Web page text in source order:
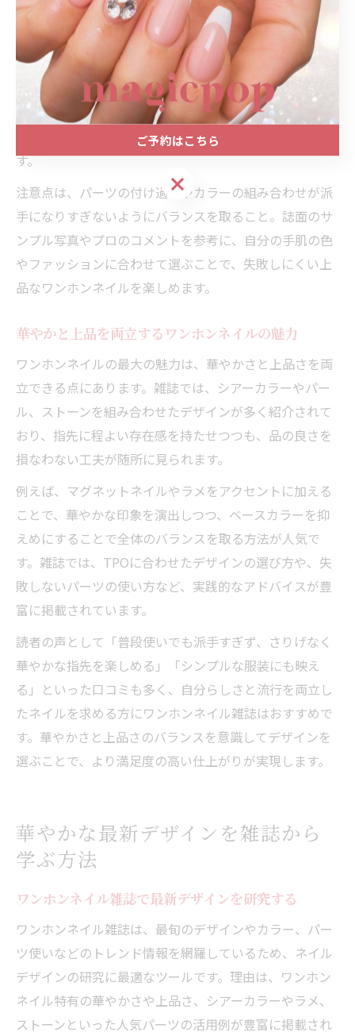
例えば、シアーカラーを使ったグラデーションやワンポ
イントのラメ、マグネットネイルを取り入れたデザイン
は、指先を美しく見せるだけでなく、手全体の印象も明
るくなります。雑誌では「短めの爪でも上品に見せるコ
ツ」「大人の抜け感を演出するポイント」など、読者の
悩みに寄り添った具体的なアドバイスが掲載されていま
す。
注意点は、パーツの付け過ぎやカラーの組み合わせが派
手になりすぎないようにバランスを取ること。誌面のサ
ンプル写真やプロのコメントを参考に、自分の手肌の色
やファッションに合わせて選ぶことで、失敗しにくい上
品なワンホンネイルを楽しめます。
華やかと上品を両立するワンホンネイルの魅力
ワンホンネイルの最大の魅力は、華やかさと上品さを両
立できる点にあります。雑誌では、シアーカラーやパー
ル、ストーンを組み合わせたデザインが多く紹介されて
おり、指先に程よい存在感を持たせつつも、品の良さを
損なわない工夫が随所に見られます。
例えば、マグネットネイルやラメをアクセントに加える
ことで、華やかな印象を演出しつつ、ベースカラーを抑
えめにすることで全体のバランスを取る方法が人気で
す。雑誌では、TPOに合わせたデザインの選び方や、失
敗しないパーツの使い方など、実践的なアドバイスが豊
富に掲載されています。
読者の声として「普段使いでも派手すぎず、さりげなく
華やかな指先を楽しめる」「シンプルな服装にも映え
る」といった口コミも多く、自分らしさと流行を両立し
たネイルを求める方にワンホンネイル雑誌はおすすめで
す。華やかさと上品さのバランスを意識してデザインを
選ぶことで、より満足度の高い仕上がりが実現します。
華やかな最新デザインを雑誌から
学ぶ方法
ワンホンネイル雑誌で最新デザインを研究する
ワンホンネイル雑誌は、最旬のデザインやカラー、パー
ツ使いなどのトレンド情報を網羅しているため、ネイル
デザインの研究に最適なツールです。理由は、ワンホン
ネイル特有の華やかさや上品さ、シアーカラーやラメ、
ストーンといった人気パーツの活用例が豊富に掲載され
ご予約はこちら
ご予約はこちら